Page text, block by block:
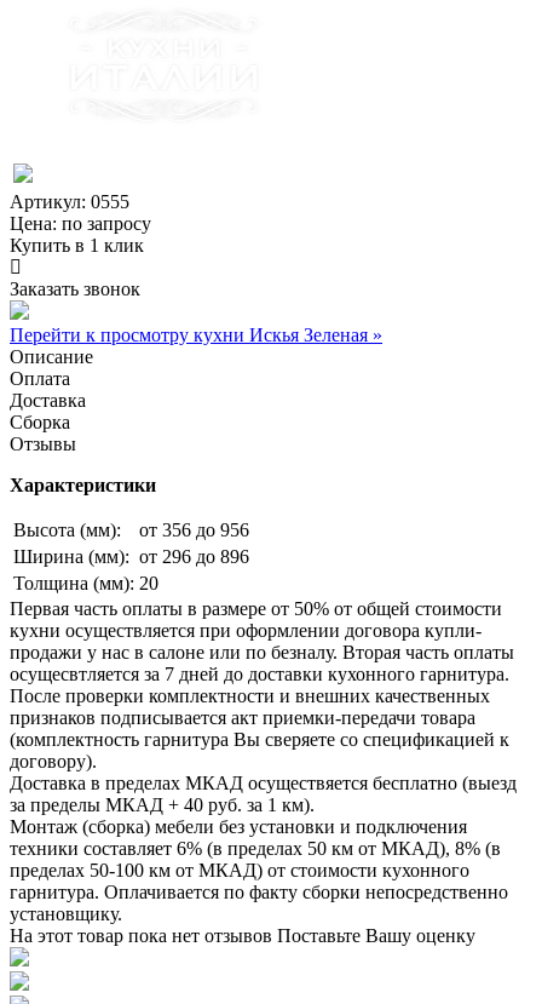
Артикул: 0555
Цена: по запросу
Купить в 1 клик
Заказать звонок
Перейти к просмотру кухни Искья Зеленая »
Описание
Оплата
Доставка
Сборка
Отзывы
Характеристики
Высота (мм):
от 356 до 956
Ширина (мм): от 296 до 896
Толщина (мм): 20
Первая часть оплаты в размере от 50% от общей стоимости
кухни осуществляется при оформлении договора купли-
продажи у нас в салоне или по безналу. Вторая часть оплаты
осущесвтляется за 7 дней до доставки кухонного гарнитура.
После проверки комплектности и внешних качественных
признаков подписывается акт приемки-передачи товара
(комплектность гарнитура Вы сверяете со спецификацией к
договору).
Доставка в пределах МКАД осуществяется бесплатно (выезд
за пределы МКАД + 40 руб. за 1 км).
Монтаж (сборка) мебели без установки и подключения
техники составляет 6% (в пределах 50 км от МКАД), 8% (в
пределах 50-100 км от МКАД) от стоимости кухонного
гарнитура. Оплачивается по факту сборки непосредственно
установщику.
На этот товар пока нет отзывов Поставьте Вашу оценку